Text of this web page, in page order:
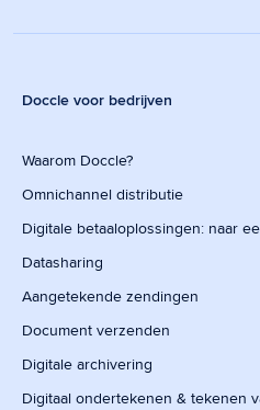
Doccle voor bedrijven
Waarom Doccle?
Omnichannel distributie
Digitale betaaloplossingen: naar
Datasharing
Aangetekende zendingen
Document verzenden
Digitale archivering
Digitaal ondertekenen & tekenen